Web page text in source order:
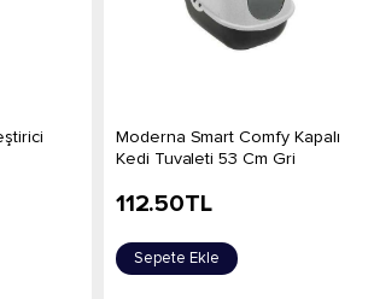
Moderna Smart Comfy Kapalı
Kedi Tuvaleti 53 Cm Gri
112.50TL
Sepete Ekle